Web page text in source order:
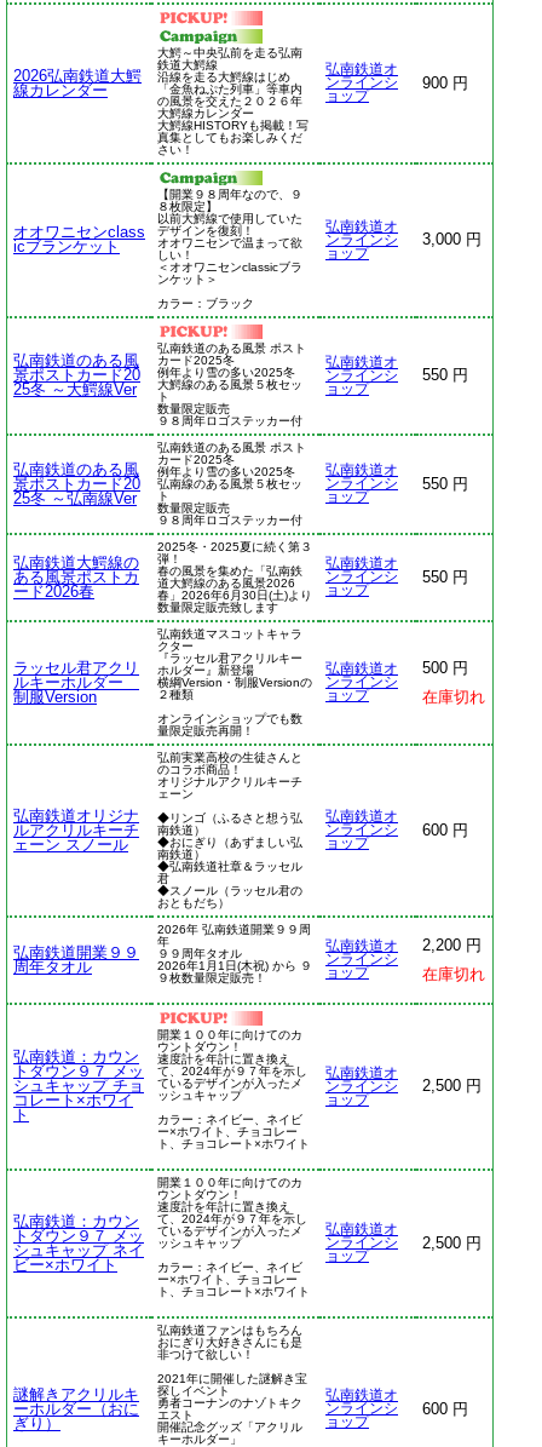
2026弘南鉄道大鰐
線カレンダー
大鰐～中央弘前を走る弘南
鉄道大鰐線
沿線を走る大鰐線はじめ
「金魚ねぷた列車」等車内
の風景を交えた２０２６年
大鰐線カレンダー
大鰐線HISTORYも掲載！写
真集としてもお楽しみくだ
さい！
弘南鉄道オ
ンラインシ
ョップ
900 円
オオワニセンclass
icブランケット
【開業９８周年なので、９
８枚限定】
以前大鰐線で使用していた
デザインを復刻！
オオワニセンで温まって欲
しい！
＜オオワニセンclassicブラ
ンケット＞
カラー：ブラック
弘南鉄道オ
ンラインシ
ョップ
3,000 円
弘南鉄道のある風
景ポストカード20
25冬 ～大鰐線Ver
弘南鉄道のある風景 ポスト
カード2025冬
例年より雪の多い2025冬
大鰐線のある風景５枚セッ
ト
数量限定販売
９８周年ロゴステッカー付
弘南鉄道オ
ンラインシ
ョップ
550 円
弘南鉄道のある風
景ポストカード20
25冬 ～弘南線Ver
弘南鉄道のある風景 ポスト
カード2025冬
例年より雪の多い2025冬
弘南線のある風景５枚セッ
ト
数量限定販売
９８周年ロゴステッカー付
弘南鉄道オ
ンラインシ
ョップ
550 円
弘南鉄道大鰐線の
ある風景ポストカ
ード2026春
2025冬・2025夏に続く第３
弾！
春の風景を集めた「弘南鉄
道大鰐線のある風景2026
春」2026年6月30日(土)より
数量限定販売致します
弘南鉄道オ
ンラインシ
ョップ
550 円
ラッセル君アクリ
ルキーホルダー
制服Version
弘南鉄道マスコットキャラ
クター
『ラッセル君アクリルキー
ホルダー』新登場
横綱Version・制服Versionの
２種類
オンラインショップでも数
量限定販売再開！
弘南鉄道オ
ンラインシ
ョップ
500 円
在庫切れ
弘南鉄道オリジナ
ルアクリルキーチ
ェーン スノール
弘前実業高校の生徒さんと
のコラボ商品！
オリジナルアクリルキーチ
ェーン
◆リンゴ（ふるさと想う弘
南鉄道）
◆おにぎり（あずましい弘
南鉄道）
◆弘南鉄道社章＆ラッセル
君
◆スノール（ラッセル君の
おともだち）
弘南鉄道オ
ンラインシ
ョップ
600 円
弘南鉄道開業９９
周年タオル
2026年 弘南鉄道開業９９周
年
９９周年タオル
2026年1月1日(木祝) から ９
９枚数量限定販売！
弘南鉄道オ
ンラインシ
ョップ
2,200 円
在庫切れ
弘南鉄道：カウン
トダウン９７ メッ
シュキャップ チョ
コレート×ホワイ
ト
開業１００年に向けてのカ
ウントダウン！
速度計を年計に置き換え
て、2024年が９７年を示し
ているデザインが入ったメ
ッシュキャップ
カラー：ネイビー、ネイビ
ー×ホワイト、チョコレー
ト、チョコレート×ホワイト
弘南鉄道オ
ンラインシ
ョップ
2,500 円
弘南鉄道：カウン
トダウン９７ メッ
シュキャップ ネイ
ビー×ホワイト
開業１００年に向けてのカ
ウントダウン！
速度計を年計に置き換え
て、2024年が９７年を示し
ているデザインが入ったメ
ッシュキャップ
カラー：ネイビー、ネイビ
ー×ホワイト、チョコレー
ト、チョコレート×ホワイト
弘南鉄道オ
ンラインシ
ョップ
2,500 円
謎解きアクリルキ
ーホルダー（おに
ぎり）
弘南鉄道ファンはもちろん
おにぎり大好きさんにも是
非つけて欲しい！
2021年に開催した謎解き宝
探しイベント
勇者コーナンのナゾトキク
エスト
開催記念グッズ「アクリル
キーホルダー」
弘南鉄道オ
ンラインシ
ョップ
600 円